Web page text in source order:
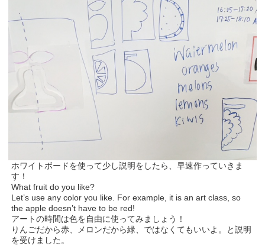
ホワイトボードを使って少し説明をしたら、早速作っていきま
す！
What fruit do you like?
Let’s use any color you like. For example, it is an art class, so
the apple doesn’t have to be red!
アートの時間は色を自由に使ってみましょう！
りんごだから赤、メロンだから緑、ではなくてもいいよ。と説明
を受けました。